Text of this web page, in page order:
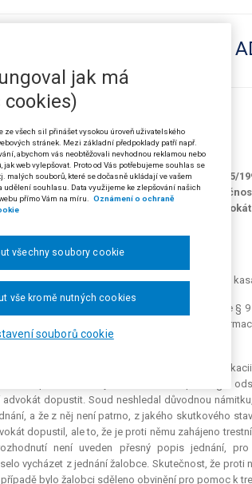
POZASTAVENÍ VÝKONU
Sb., o advokacii*)
podle § 9 odst. 2 písm. a) zákona č. 85/
stíhání pro úmyslný trestný čin. Tato
závadu, pokud je skutek, pro nějž je
o pozastavení výkonu advokacie.
ze dne 9. 2. 2005, čj. 4 As 41/2003-72)
komoře o pozastavení výkonu advokacie, o
ze dne 10. 9. 2001 pozastavila žalobci podle §
řízení vedeného pro trestný čin zneužívání
ze dne 24. 6. 2003 žalobu zamítl. Zákon o
o pozastavení výkonu advokacie podle § 9
dopustit. Soud neshledal důvodnou
a že z něj není patrno, z jakého skutkového
dopustil, ale to, že je proti němu zahájeno
není uveden přesný popis jednání,
vycházet z jednání žalobce. Skutečnost, že proti
bylo žalobci sděleno obvinění pro pomoc k
jak má
cookies)
ze všech sil přinášet vysokou úroveň uživatelského
stránek. Mezi základní předpoklady patří např.
abychom vás neobtěžovali nevhodnou reklamou nebo
web vylepšovat. Proto od Vás potřebujeme souhlas se
malých souborů, které se dočasně ukládají ve vašem
udělení souhlasu. Data využijeme ke zlepšování našich
přímo Vám na míru.
Oznámení o ochraně
souborů cookie
vše kromě nutných cookies
všechny soubory cookie